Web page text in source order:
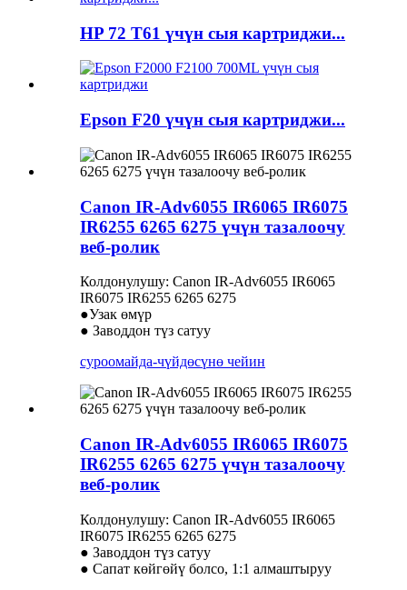
HP 72 T61 үчүн сыя картриджи...
Epson F20 үчүн сыя картриджи...
Canon IR-Adv6055 IR6065 IR6075
IR6255 6265 6275 үчүн тазалоочу
веб-ролик
Колдонулушу: Canon IR-Adv6055 IR6065
IR6075 IR6255 6265 6275
●Узак өмүр
● Заводдон түз сатуу
суроомайда-чүйдөсүнө чейин
Canon IR-Adv6055 IR6065 IR6075
IR6255 6265 6275 үчүн тазалоочу
веб-ролик
Колдонулушу: Canon IR-Adv6055 IR6065
IR6075 IR6255 6265 6275
● Заводдон түз сатуу
● Сапат көйгөйү болсо, 1:1 алмаштыруу